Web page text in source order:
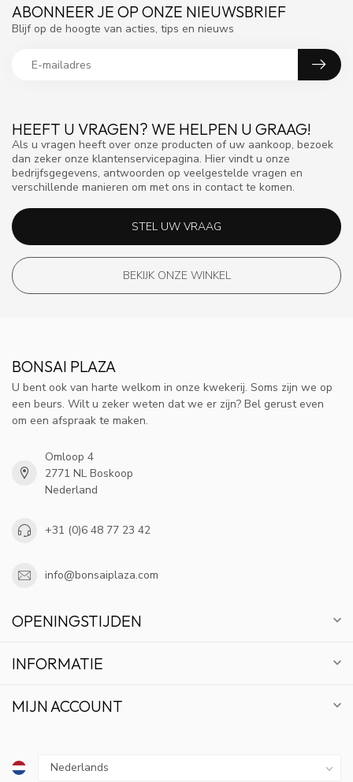
HEEFT U VRAGEN? WE HELPEN U GRAAG!
Als u vragen heeft over onze producten of uw aankoop, bezoek
dan zeker onze klantenservicepagina. Hier vindt u onze
bedrijfsgegevens, antwoorden op veelgestelde vragen en
verschillende manieren om met ons in contact te komen.
STEL UW VRAAG
BEKIJK ONZE WINKEL
ABONNEER JE OP ONZE NIEUWSBRIEF
Blijf op de hoogte van acties, tips en nieuws
BONSAI PLAZA
U bent ook van harte welkom in onze kwekerij. Soms zijn we op
een beurs. Wilt u zeker weten dat we er zijn? Bel gerust even
om een afspraak te maken.
Omloop 4
2771 NL Boskoop
Nederland
+31 (0)6 48 77 23 42
info@bonsaiplaza.com
OPENINGSTIJDEN
INFORMATIE
MIJN ACCOUNT